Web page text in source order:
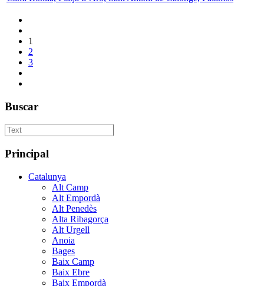
1
2
3
Buscar
Principal
Catalunya
Alt Camp
Alt Empordà
Alt Penedès
Alta Ribagorça
Alt Urgell
Anoia
Bages
Baix Camp
Baix Ebre
Baix Empordà